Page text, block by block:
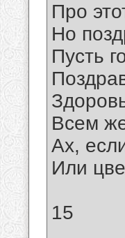
Про
Но
Пусть
Всем
Ах,
Или
15